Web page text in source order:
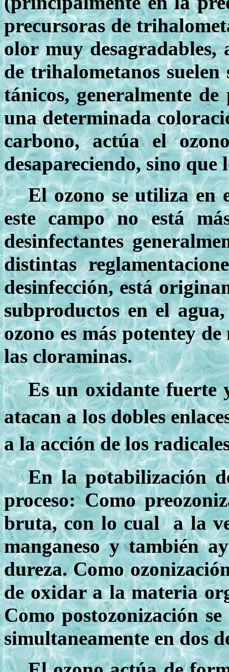
precursoras de
olor muy desagradables,
de trihalometanos
tánicos, generalmente
una determinada
carbono, actúa el
desapareciendo, sino
El ozono se utiliza en
este campo no está
desinfectantes
distintas
desinfección, está
subproductos en el
ozono es más potentey
las cloraminas.
Es un oxidante fuerte
atacan a los dobles
a la acción de los
En la potabilización
proceso: Como
bruta, con lo cual a la
manganeso y también
dureza. Como
de oxidar a la materia
Como postozonización
simultaneamente en dos